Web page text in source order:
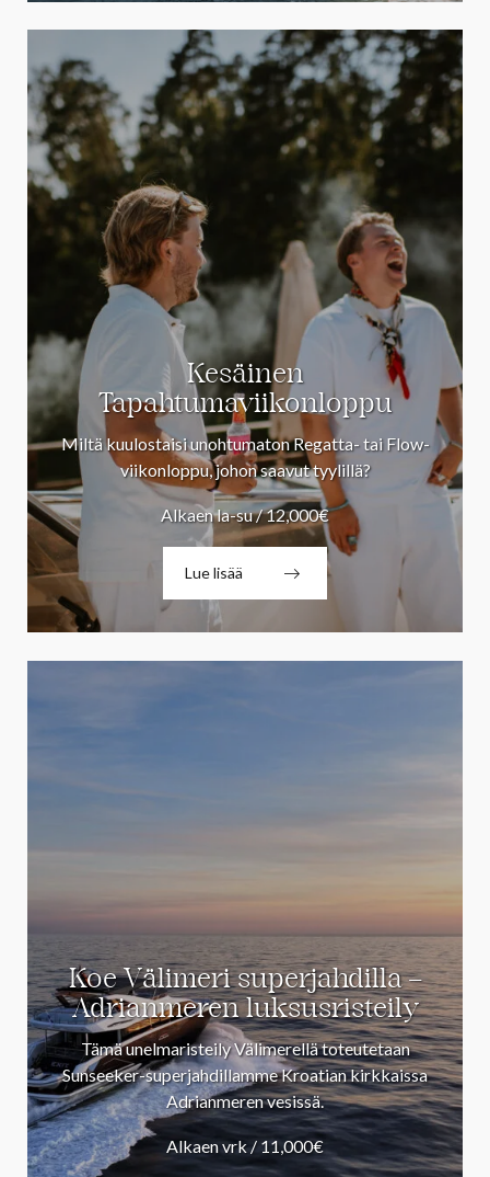
Kesäinen
Tapahtumaviikonloppu
Miltä kuulostaisi unohtumaton Regatta- tai Flow-
viikonloppu, johon saavut tyylillä?
Alkaen la-su / 12,000€
Lue lisää
Koe Välimeri superjahdilla –
Adrianmeren luksusristeily
Tämä unelmaristeily Välimerellä toteutetaan
Sunseeker-superjahdillamme Kroatian kirkkaissa
Adrianmeren vesissä.
Alkaen vrk / 11,000€